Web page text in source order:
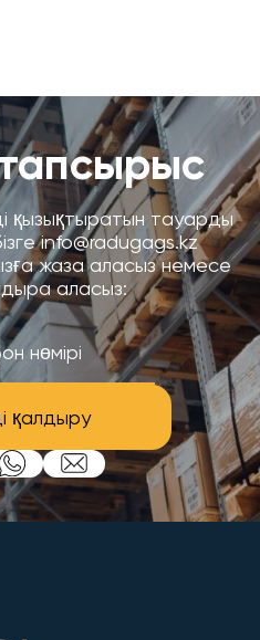
қызықтыратын тауарды
info@radugags.kz
жаза аласыз немесе
аласыз:
қалдыру